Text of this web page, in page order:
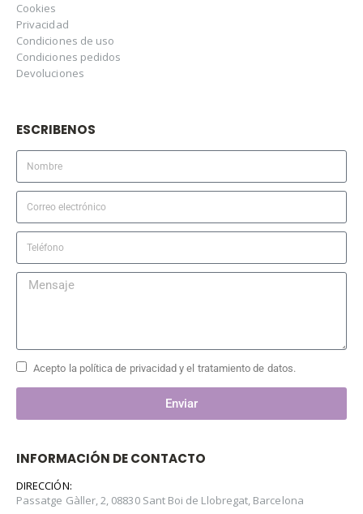
Cookies
Privacidad
Condiciones de uso
Condiciones pedidos
Devoluciones
ESCRIBENOS
Acepto la política de privacidad y el tratamiento de datos.
Enviar
INFORMACIÓN DE CONTACTO
DIRECCIÓN:
Passatge Gàller, 2, 08830 Sant Boi de Llobregat, Barcelona